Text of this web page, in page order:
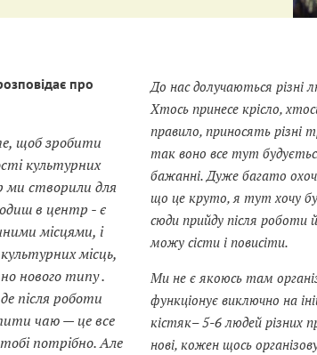
про
щоб зробити
культурних
ми створили для
в центр - є
місцями, і
місць,
нового типу .
після роботи
чаю — це все
потрібно. Але
До нас долучаються
Хтось принесе крісло,
правило, приносять різні
так воно все тут
бажанні. Дуже багато
що це круто, я тут хочу
сюди прийду після
можу сісти і повисіти.
Ми не є якоюсь там
функціонує виключно на
кістяк– 5-6 людей різних
нові, кожен щось